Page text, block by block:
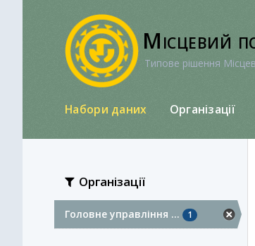
Місцевий
Типове рішення
Набори даних Організації
Організації
Головне управління ... 1